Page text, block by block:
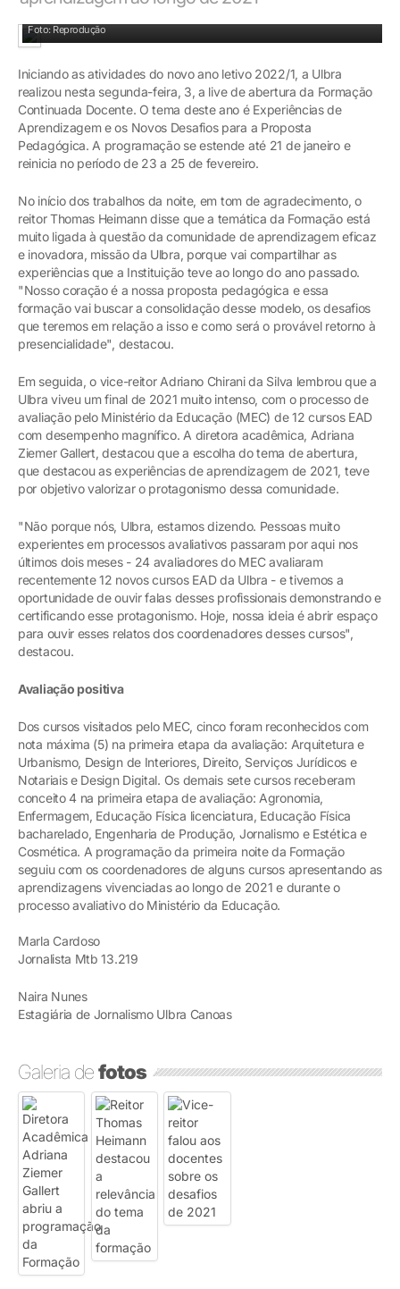
Foto: Reprodução
Iniciando as atividades do novo ano letivo 2022/1, a Ulbra
realizou nesta segunda-feira, 3, a live de abertura da Formação
Continuada Docente. O tema deste ano é Experiências de
Aprendizagem e os Novos Desafios para a Proposta
Pedagógica. A programação se estende até 21 de janeiro e
reinicia no período de 23 a 25 de fevereiro.
No início dos trabalhos da noite, em tom de agradecimento, o
reitor Thomas Heimann disse que a temática da Formação está
muito ligada à questão da comunidade de aprendizagem eficaz
e inovadora, missão da Ulbra, porque vai compartilhar as
experiências que a Instituição teve ao longo do ano passado.
"Nosso coração é a nossa proposta pedagógica e essa
formação vai buscar a consolidação desse modelo, os desafios
que teremos em relação a isso e como será o provável retorno à
presencialidade", destacou.
Em seguida, o vice-reitor Adriano Chirani da Silva lembrou que a
Ulbra viveu um final de 2021 muito intenso, com o processo de
avaliação pelo Ministério da Educação (MEC) de 12 cursos EAD
com desempenho magnífico. A diretora acadêmica, Adriana
Ziemer Gallert, destacou que a escolha do tema de abertura,
que destacou as experiências de aprendizagem de 2021, teve
por objetivo valorizar o protagonismo dessa comunidade.
"Não porque nós, Ulbra, estamos dizendo. Pessoas muito
experientes em processos avaliativos passaram por aqui nos
últimos dois meses - 24 avaliadores do MEC avaliaram
recentemente 12 novos cursos EAD da Ulbra - e tivemos a
oportunidade de ouvir falas desses profissionais demonstrando e
certificando esse protagonismo. Hoje, nossa ideia é abrir espaço
para ouvir esses relatos dos coordenadores desses cursos",
destacou.
Avaliação positiva
Dos cursos visitados pelo MEC, cinco foram reconhecidos com
nota máxima (5) na primeira etapa da avaliação: Arquitetura e
Urbanismo, Design de Interiores, Direito, Serviços Jurídicos e
Notariais e Design Digital. Os demais sete cursos receberam
conceito 4 na primeira etapa de avaliação: Agronomia,
Enfermagem, Educação Física licenciatura, Educação Física
bacharelado, Engenharia de Produção, Jornalismo e Estética e
Cosmética. A programação da primeira noite da Formação
seguiu com os coordenadores de alguns cursos apresentando as
aprendizagens vivenciadas ao longo de 2021 e durante o
processo avaliativo do Ministério da Educação.
Marla Cardoso
Jornalista Mtb 13.219
Naira Nunes
Estagiária de Jornalismo Ulbra Canoas
Galeria defotos